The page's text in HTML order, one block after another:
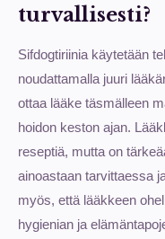
turvallisesti?
Sifdogtiriinia käytetään
noudattamalla juuri
ottaa lääke täsmälleen
hoidon keston ajan.
reseptiä, mutta on
ainoastaan tarvittaessa
myös, että lääkkeen
hygienian ja